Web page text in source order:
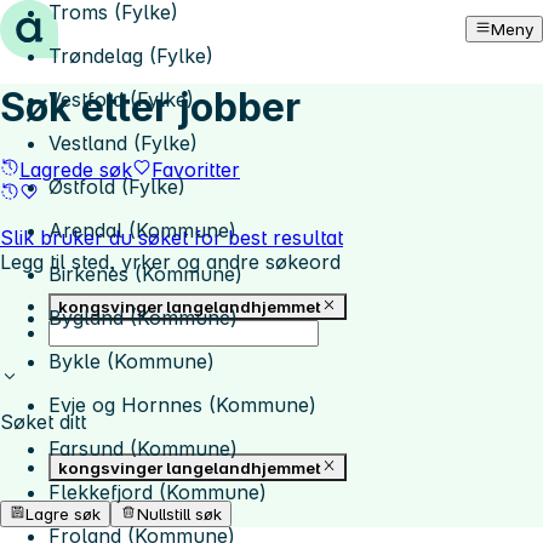
Hopp til innhold Meny
Søk etter jobber
Lagrede søk Favoritter
Slik bruker du søket for best resultat
Legg til sted, yrker og andre søkeord
kongsvinger langelandhjemmet
Troms (Fylke)
Trøndelag (Fylke)
Vestfold (Fylke)
Vestland (Fylke)
Østfold (Fylke)
Arendal (Kommune)
Birkenes (Kommune)
Bygland (Kommune)
Bykle (Kommune)
Evje og Hornnes (Kommune)
Farsund (Kommune)
Flekkefjord (Kommune)
Froland (Kommune)
Søket ditt
kongsvinger langelandhjemmet
Lagre søk Nullstill søk